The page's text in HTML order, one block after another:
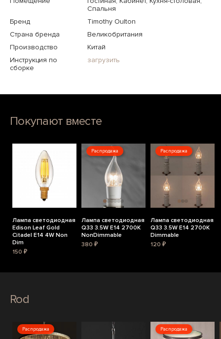
Спальня
Бренд
Timothy Oulton
Страна бренда
Великобритания
Производство
Китай
Инструкция по
сборке
загрузить
Покупают вместе
Лампа светодиодная
Edison Leaf Gold
Citadel E14 4W Non
Dim
150 ₽
Распродажа
Лампа светодиодная
Q33 3.5W E14 2700K
NonDimmable
380 ₽
Распродажа
Лампа светодиодная
Q33 3.5W E14 2700K
Dimmable
120 ₽
Rod
Распродажа Распродажа